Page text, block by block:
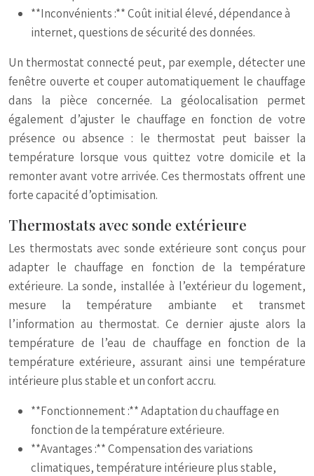
**Inconvénients :** Coût initial élevé, dépendance à
internet, questions de sécurité des données.
Un thermostat connecté peut, par exemple, détecter une
fenêtre ouverte et couper automatiquement le chauffage
dans la pièce concernée. La géolocalisation permet
également d’ajuster le chauffage en fonction de votre
présence ou absence : le thermostat peut baisser la
température lorsque vous quittez votre domicile et la
remonter avant votre arrivée. Ces thermostats offrent une
forte capacité d’optimisation.
Thermostats avec sonde extérieure
Les thermostats avec sonde extérieure sont conçus pour
adapter le chauffage en fonction de la température
extérieure. La sonde, installée à l’extérieur du logement,
mesure la température ambiante et transmet
l’information au thermostat. Ce dernier ajuste alors la
température de l’eau de chauffage en fonction de la
température extérieure, assurant ainsi une température
intérieure plus stable et un confort accru.
**Fonctionnement :** Adaptation du chauffage en
fonction de la température extérieure.
**Avantages :** Compensation des variations
climatiques, température intérieure plus stable,